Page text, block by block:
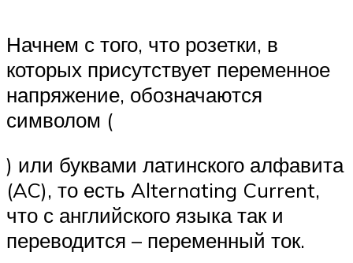
Начнем с того, что розетки, в
которых присутствует переменное
напряжение, обозначаются
символом (
) или буквами латинского алфавита
(AC), то есть Alternating Current,
что с английского языка так и
переводится – переменный ток.